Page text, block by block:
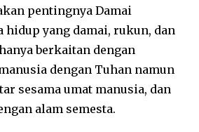
pentingnya Damai
hidup yang damai, rukun, dan
berkaitan dengan
dengan Tuhan namun
sesama umat manusia, dan
alam semesta.